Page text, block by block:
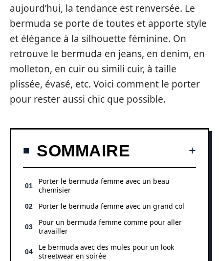
aujourd’hui, la tendance est renversée. Le
bermuda se porte de toutes et apporte style
et élégance à la silhouette féminine. On
retrouve le bermuda en jeans, en denim, en
molleton, en cuir ou simili cuir, à taille
plissée, évasé, etc. Voici comment le porter
pour rester aussi chic que possible.
SOMMAIRE
Porter le bermuda femme avec un beau
chemisier
Porter le bermuda femme avec un grand col
Pour un bermuda femme comme pour aller
travailler
Le bermuda avec des mules pour un look
streetwear en soirée